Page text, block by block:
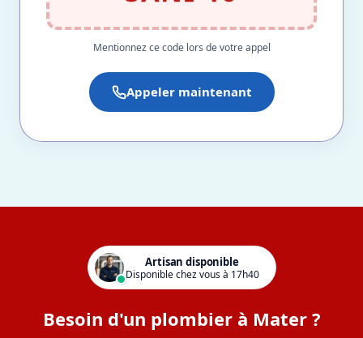
Mentionnez ce code lors de votre appel
Appeler maintenant
Artisan disponible
Disponible chez vous à 17h40
Besoin d'un plombier à Mater ?